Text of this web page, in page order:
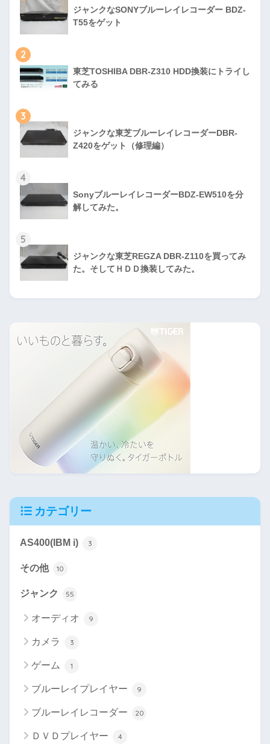
ジャンクなSONYブルーレイレコーダー BDZ-
T55をゲット
2
東芝TOSHIBA DBR-Z310 HDD換装にトライし
てみる
3
ジャンクな東芝ブルーレイレコーダーDBR-
Z420をゲット（修理編）
4
SonyブルーレイレコーダーBDZ-EW510を分
解してみた。
5
ジャンクな東芝REGZA DBR-Z110を買ってみ
た。そしてＨＤＤ換装してみた。
カテゴリー
AS400(IBM i) 3
その他 10
ジャンク 55
オーディオ 9
カメラ 3
ゲーム 1
ブルーレイプレイヤー 9
ブルーレイレコーダー 20
ＤＶＤプレイヤー 4